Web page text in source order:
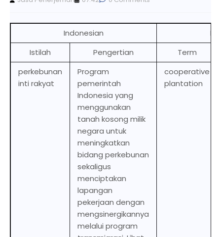
Indonesian
Istilah
Pengertian
Term
perkebunan
inti rakyat
Program
pemerintah
Indonesia yang
menggunakan
tanah kosong milik
negara untuk
meningkatkan
bidang perkebunan
sekaligus
menciptakan
lapangan
pekerjaan dengan
mengsinergikannya
melalui program
cooperative
plantation